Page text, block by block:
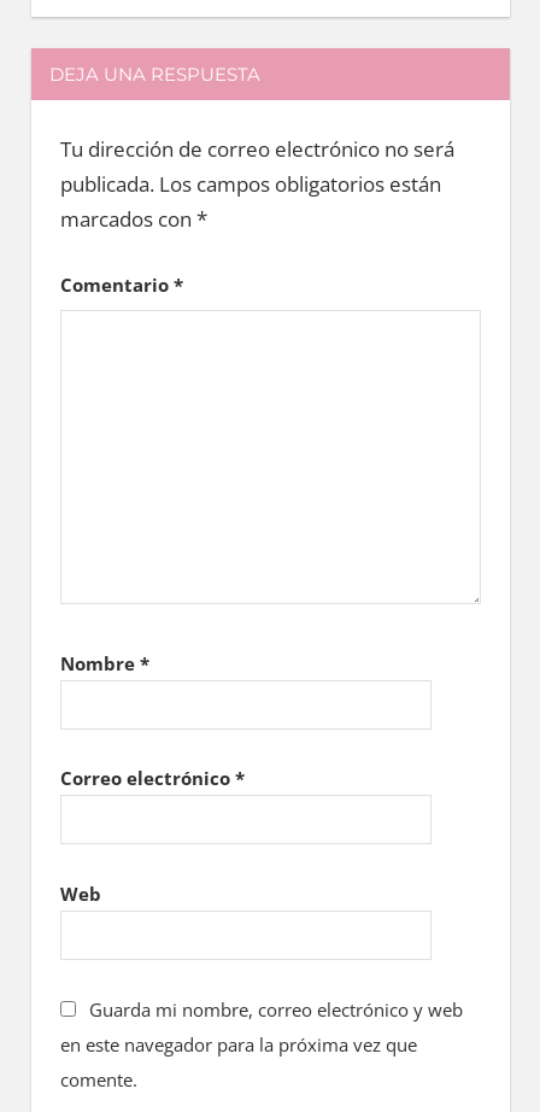
DEJA UNA RESPUESTA
Tu dirección de correo electrónico no será
publicada. Los campos obligatorios están
marcados con *
Comentario *
Nombre *
Correo electrónico *
Web
Guarda mi nombre, correo electrónico y web
en este navegador para la próxima vez que
comente.